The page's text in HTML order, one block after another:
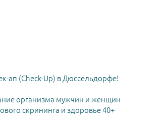
ап (Check-Up) в Дюссельдорфе!
организма мужчин и женщин
скрининга и здоровье 40+